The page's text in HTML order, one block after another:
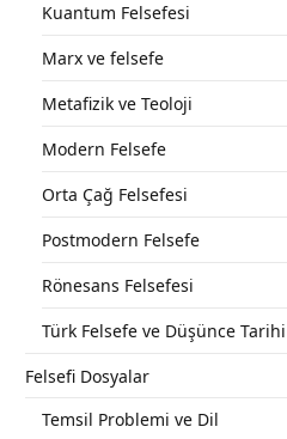
Kuantum Felsefesi
Marx ve felsefe
Metafizik ve Teoloji
Modern Felsefe
Orta Çağ Felsefesi
Postmodern Felsefe
Rönesans Felsefesi
Türk Felsefe ve Düşünce Tarihi
Felsefi Dosyalar
Temsil Problemi ve Dil